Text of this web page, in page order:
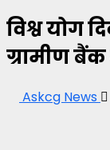
विश्व योग
ग्रामीण
Askcg News